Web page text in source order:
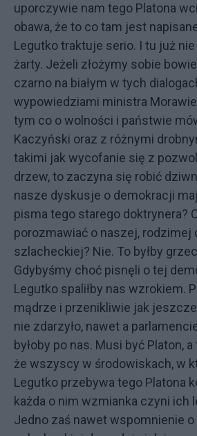
uporczywie nam tego Platona
obawa, że to co tam jest
Legutko traktuje serio. I tu już
żarty. Jeżeli złożymy sobie
czarno na białym w tych
wypowiedziami ministra
tym co o wolności i państwie
Kaczyński oraz z różnymi
takimi jak wycofanie się z
drzew, to zaczyna się robić
nasze dyskusje o demokracji
pisma tego starego doktrynera?
porozmawiać o naszej, rodzimej
szlacheckiej? Nie. To byłby
Gdybyśmy choć pisnęli o tej
Legutko spaliłby nas wzrokiem.
mądrze i przenikliwie jak
nie zdarzyło, nawet a
byłoby po nas. Musi być Platon,
że wszyscy w środowiskach, w
Legutko przebywa tego Platona
każda o nim wzmianka czyni ich
Jedno zaś nawet wspomnienie